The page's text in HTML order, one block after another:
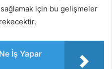
için bu gelişmeler
İş Yapar